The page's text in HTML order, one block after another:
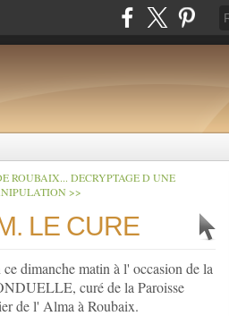
ROUBAIX... DECRYPTAGE D UNE
>>
LE CURE
dimanche matin à l' occasion de la
curé de la Paroisse
de l' Alma à Roubaix.